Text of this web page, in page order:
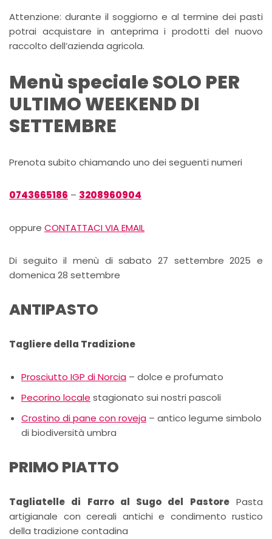
Attenzione: durante il soggiorno e al termine dei pasti
potrai acquistare in anteprima i prodotti del nuovo
raccolto dell’azienda agricola.
Menù speciale SOLO PER
ULTIMO WEEKEND DI
SETTEMBRE
Prenota subito chiamando uno dei seguenti numeri
0743665186 – 3208960904
oppure CONTATTACI VIA EMAIL
Di seguito il menù di sabato 27 settembre 2025 e
domenica 28 settembre
ANTIPASTO
Tagliere della Tradizione
Prosciutto IGP di Norcia – dolce e profumato
Pecorino locale stagionato sui nostri pascoli
Crostino di pane con roveja – antico legume simbolo
di biodiversità umbra
PRIMO PIATTO
Tagliatelle di Farro al Sugo del PastorePasta
artigianale con cereali antichi e condimento rustico
della tradizione contadina